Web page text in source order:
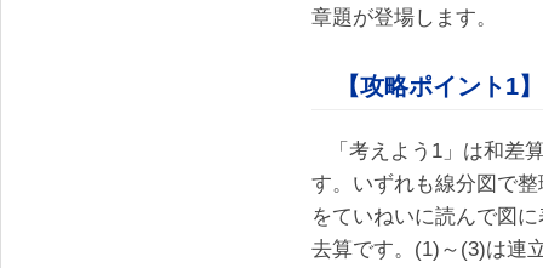
章題が登場します。
【攻略ポイント1】
「考えよう1」は和差
す。いずれも線分図で
をていねいに読んで図
去算です。(1)～(3)は連